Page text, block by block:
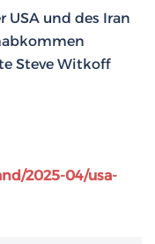
USA und des Iran
Steve Witkoff
2025-04/usa-